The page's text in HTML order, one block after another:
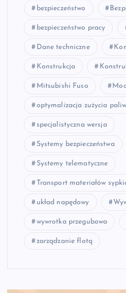
bezpieczeństwo
bezpieczeństwo pracy
Dane techniczne
Konstrukcja
Mitsubishi Fuso
optymalizacja zużycia
specjalistyczna wersja
Systemy bezpieczeństwa
Systemy telematyczne
Transport materiałów
układ napędowy
wywrotka przegubowa
zarządzanie flotą